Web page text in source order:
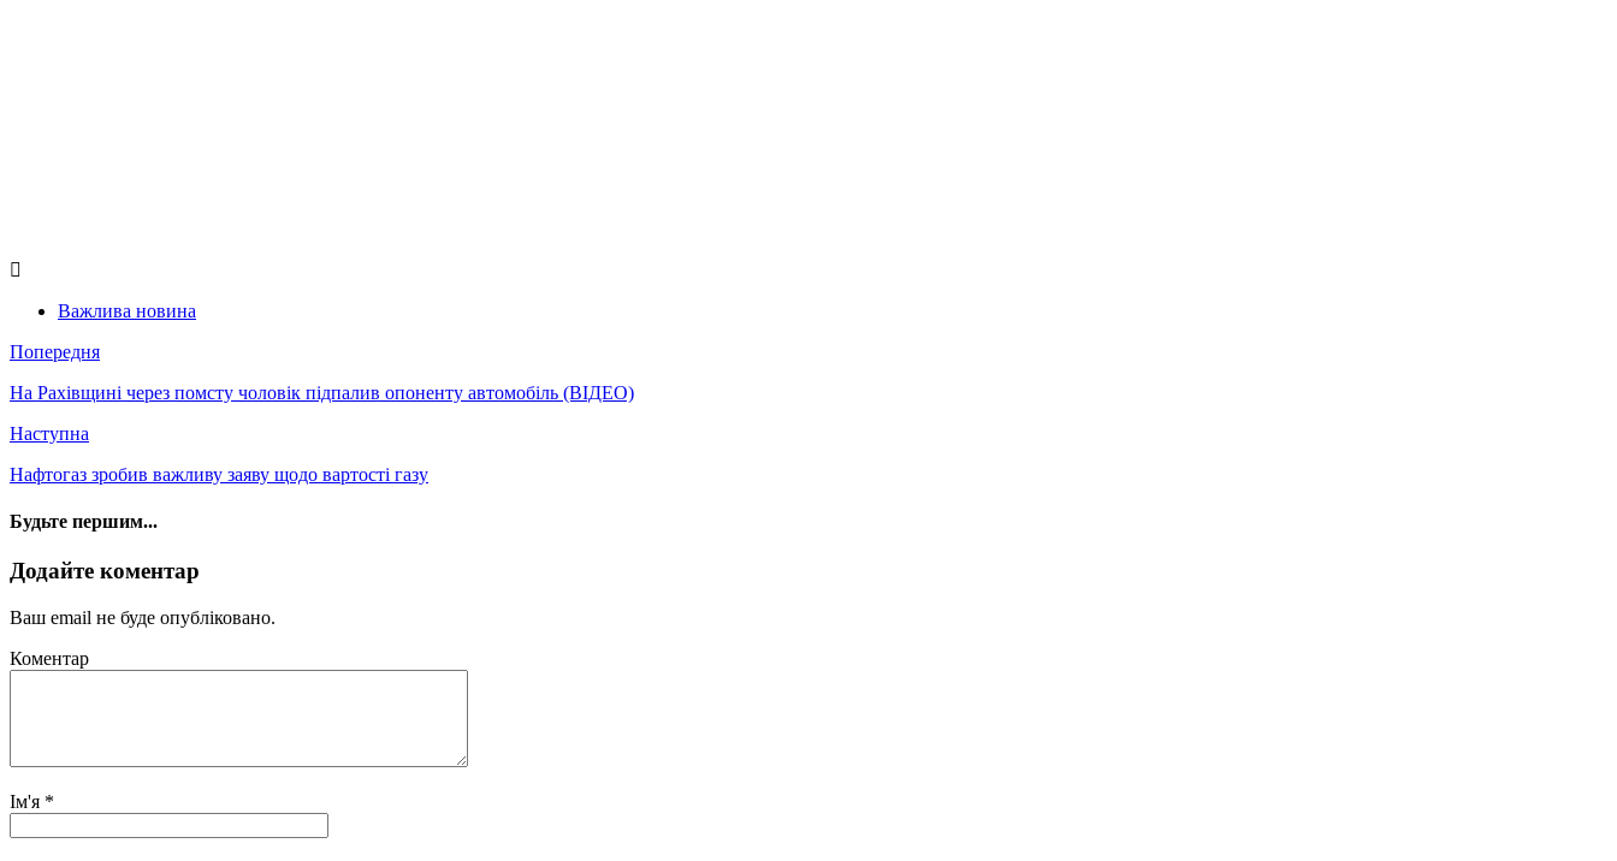
Важлива новина
Попередня
На Рахівщині через помсту чоловік підпалив опоненту автомобіль (ВІДЕО)
Наступна
Нафтогаз зробив важливу заяву щодо вартості газу
Будьте першим...
Додайте коментар
Ваш email не буде опубліковано.
Коментар
Ім'я *